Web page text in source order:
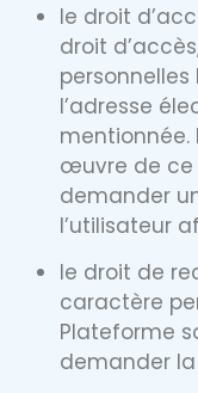
le droit
droit
l’adresse
mentionnée.
œuvre de ce
demander
l’utilisateur
le droit de
caractère
Plateforme
demander